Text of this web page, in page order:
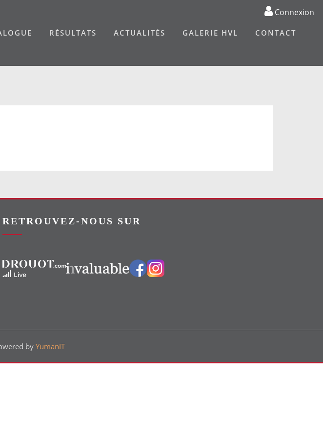
RÉSULTATS ACTUALITÉS GALERIE HVL CONTACT
Connexion
RETROUVEZ-NOUS SUR
Vers le site Drouot Vers le site Invaluable Vers notre groupe Facebook Vers notre page Instagram
byYumanIT